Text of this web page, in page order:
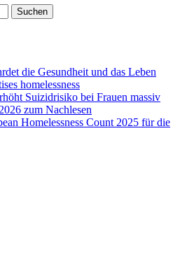
die Gesundheit und das Leben
homelessness
Suizidrisiko bei Frauen massiv
zum Nachlesen
Homelessness Count 2025 für die